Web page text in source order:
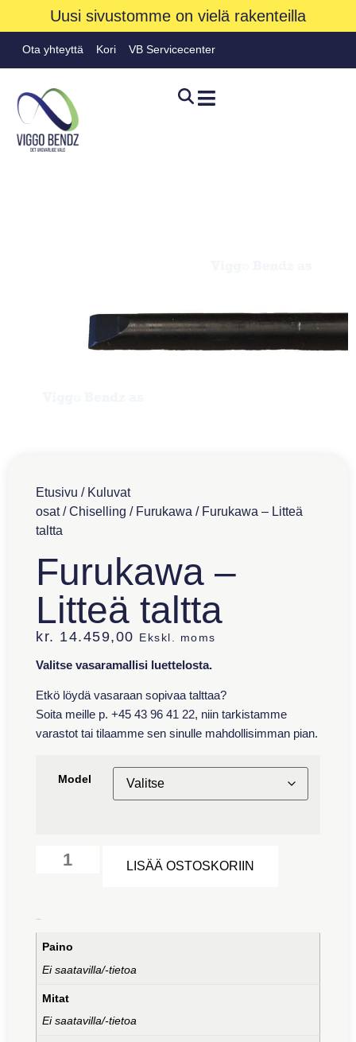
Uusi sivustomme on vielä rakenteilla
Ota yhteyttä Kori VB Servicecenter
Etusivu / Kuluvat
osat/Chiselling / Furukawa / Furukawa – Litteä
taltta
Furukawa –
Litteä taltta
kr. 14.459,00 Ekskl. moms
Valitse vasaramallisi luettelosta.
Etkö löydä vasaraan sopivaa talttaa?
Soita meille p. +45 43 96 41 22, niin tarkistamme
varastot tai tilaamme sen sinulle mahdollisimman pian.
Model
LISÄÄ OSTOSKORIIN
Paino
Ei saatavilla/-tietoa
Mitat
Ei saatavilla/-tietoa